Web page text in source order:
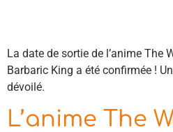
La date de sortie de l’anime The
Barbaric King a été confirmée !
dévoilé.
L’anime The